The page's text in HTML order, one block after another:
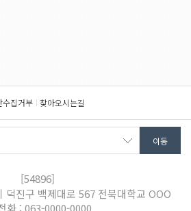
수집거부 찾아오시는길
[54896]
덕진구 백제대로 567 전북대학교 OOO